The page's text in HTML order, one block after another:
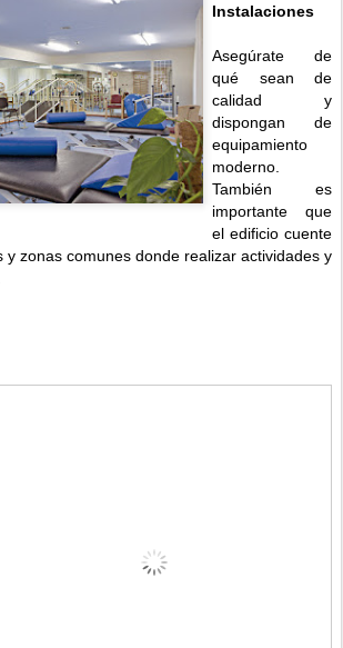
Instalaciones
Asegúrate de
qué sean de
calidad y
dispongan de
equipamiento
moderno.
También es
importante que
el edificio cuente
y zonas comunes donde realizar actividades y